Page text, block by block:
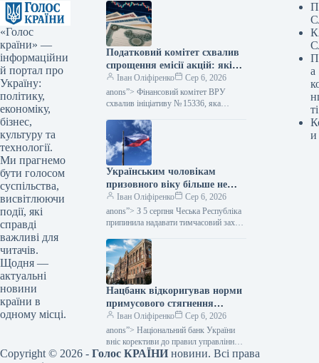
«Голос
країни» —
інформаційни
й портал про
Україну:
політику,
економіку,
бізнес,
культуру та
технології.
Ми прагнемо
бути голосом
суспільства,
висвітлюючи
події, які
справді
важливі для
читачів.
Щодня —
актуальні
новини
країни в
одному місці.
Податковий комітет схвалив
спрощення емісії акцій: які
зміни очікуються — Мінфін
Іван Оліфіренко
Сер 6, 2026
anons”> Фінансовий комітет ВРУ
схвалив ініціативу № 15336, яка
цінних паперів. Цей акт покликаний
скоротити бюрократичні перешкоди,…
Українським чоловікам
призовного віку більше не
надається тимчасовий захист
у Чехії, згідно з даними
Міністерства фінансів.
Іван Оліфіренко
Сер 6, 2026
anons”> З 5 серпня Чеська Республіка
припинила надавати тимчасовий захист
віку, які не можуть продемонструвати
виконання своїх…
Нацбанк відкоригував норми
примусового стягнення
грошей: як це позначиться на
тих, хто має заборгованість,
— Міністерство фінансів
Іван Оліфіренко
Сер 6, 2026
anons”> Національний банк України
вніс корективи до правил управління
банківськими рахунками, які
а
ті
и
Copyright © 2026 - Голос КРАЇНИ новини. Всі права